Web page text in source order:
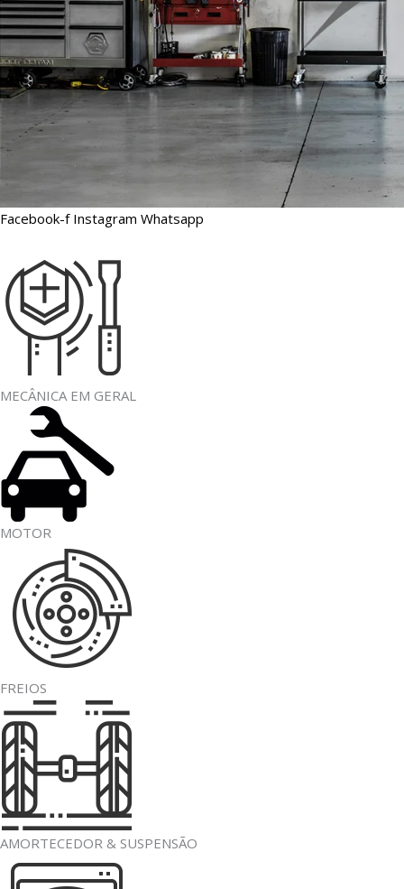
Facebook-f Instagram Whatsapp
MECÂNICA EM GERAL
MOTOR
FREIOS
AMORTECEDOR & SUSPENSÃO